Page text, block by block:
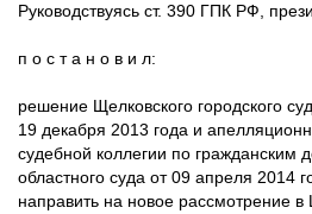
Руководствуясь ст. 390 ГПК РФ,
п о с т а н о в и л:
решение Щелковского городского
19 декабря 2013 года и
судебной коллегии по гражданским
областного суда от 09 апреля 2014
направить на новое рассмотрение в